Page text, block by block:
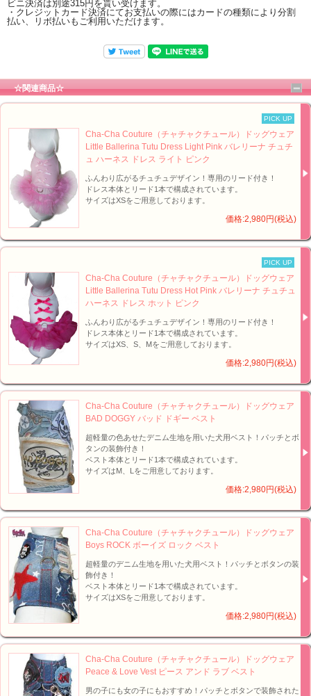
ビニ決済は別途315円を貰い受けます。
・クレジットカード決済にてお支払いの際にはカードの種類により分割
払い、リボ払いもご利用いただけます。
☆関連商品☆
PICK UP
Cha-Cha Couture（チャチャクチュール）ドッグウェア
Little Ballerina Tutu Dress Light Pink バレリーナ チュチ
ュ ハーネス ドレス ライト ピンク
ふんわり広がるチュチュデザイン！専用のリード付き！
ドレス本体とリード1本で構成されています。
サイズはXSをご用意しております。
価格:2,980円(税込)
PICK UP
Cha-Cha Couture（チャチャクチュール）ドッグウェア
Little Ballerina Tutu Dress Hot Pink バレリーナ チュチュ
ハーネス ドレス ホット ピンク
ふんわり広がるチュチュデザイン！専用のリード付き！
ドレス本体とリード1本で構成されています。
サイズはXS、S、Mをご用意しております。
価格:2,980円(税込)
Cha-Cha Couture（チャチャクチュール）ドッグウェア
BAD DOGGY バッド ドギー ベスト
超軽量の色あせたデニム生地を用いた犬用ベスト！パッチとボ
タンの装飾付き！
ベスト本体とリード1本で構成されています。
サイズはM、Lをご用意しております。
価格:2,980円(税込)
Cha-Cha Couture（チャチャクチュール）ドッグウェア
Boys ROCK ボーイズ ロック ベスト
超軽量のデニム生地を用いた犬用ベスト！パッチとボタンの装
飾付き！
ベスト本体とリード1本で構成されています。
サイズはXSをご用意しております。
価格:2,980円(税込)
Cha-Cha Couture（チャチャクチュール）ドッグウェア
Peace & Love Vest ピース アンド ラブ ベスト
男の子にも女の子にもおすすめ！パッチとボタンで装飾された